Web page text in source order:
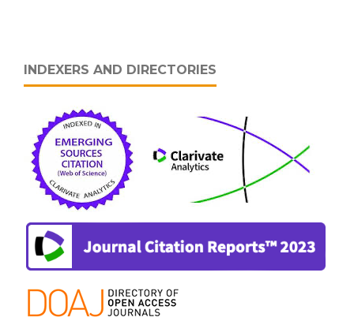
INDEXERS AND DIRECTORIES